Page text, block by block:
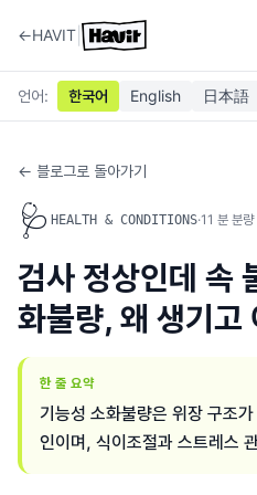
←HAVIT
언어: 한국어 English 日本語
← 블로그로 돌아가기
🩺 HEALTH & CONDITIONS·11 분 분량
검사 정상인데 속
화불량, 왜 생기고
한 줄 요약
기능성 소화불량은 위장 구조
인이며, 식이조절과 스트레스